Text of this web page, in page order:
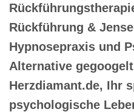
Rückführung &
Hypnosepraxis und
Alternative
Herzdiamant.de, Ihr
psychologische